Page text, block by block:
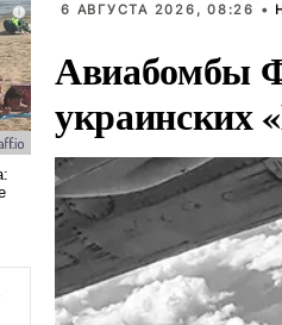
6 АВГУСТА 2026, 08:26 •
Авиабомбы
украинских